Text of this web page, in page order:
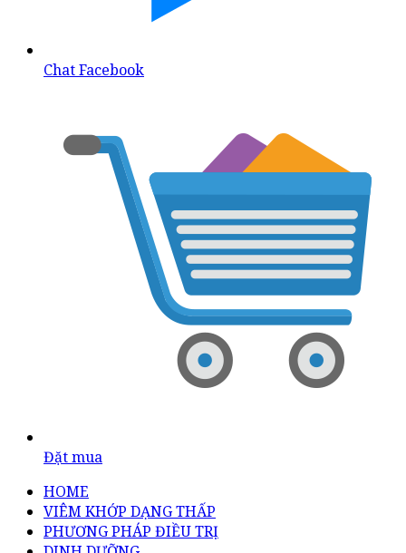
Chat Facebook
Đặt mua
HOME
VIÊM KHỚP DẠNG THẤP
PHƯƠNG PHÁP ĐIỀU TRỊ